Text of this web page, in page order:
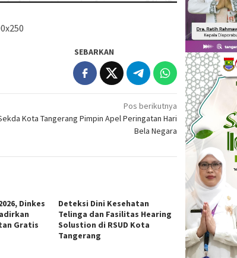
SEBARKAN
Pos berikutnya
Kota Tangerang Pimpin Apel Peringatan Hari
Bela Negara
Dinkes
Gratis
Deteksi Dini Kesehatan
Telinga dan Fasilitas Hearing
Solustion di RSUD Kota
Tangerang